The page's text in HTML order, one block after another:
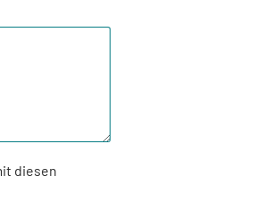
diesen